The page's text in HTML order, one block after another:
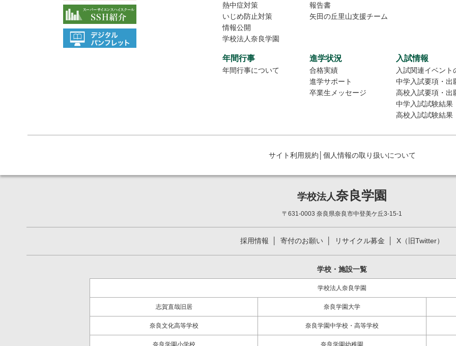
熱中症対策
いじめ防止対策
情報公開
学校法人奈良学園
報告書
矢田の丘里山支援チーム
年間行事
年間行事について
進学状況
合格実績
進学サポート
卒業生メッセージ
入試情報
入試関連イベント
中学入試要項・出
高校入試要項・出
中学入試試験結果
高校入試試験結果
サイト利用規約 個人情報の取り扱いについて
学校法人奈良学園
〒631-0003 奈良県奈良市中登美ケ丘3-15-1
採用情報 寄付のお願い リサイクル募金 X（旧Twitter）
学校・施設一覧
学校法人奈良学園
志賀直哉旧居 奈良学園大学
奈良文化高等学校 奈良学園中学校・高等学校